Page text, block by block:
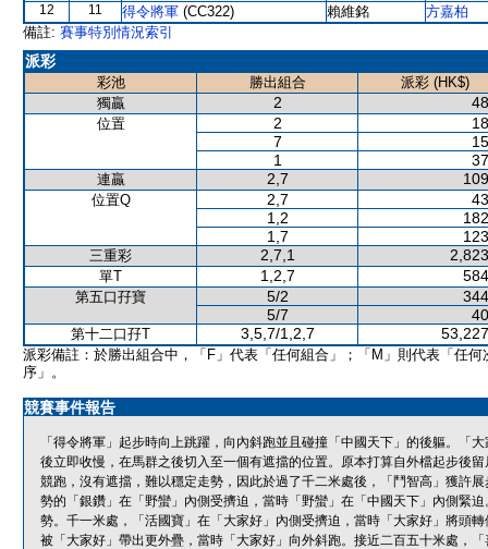
12 11 得令將軍 (CC322) 賴維銘
方嘉柏
備註: 賽事特別情況索引
派彩
彩池 勝出組合
派彩 (HK$)
獨贏
2
位置 2
7
1
連贏 2,7
位置Q 2,7
1,2
1,7
三重彩 2,7,1
單T 1,2,7
第五口孖寶 5/2
5/7
第十二口孖T 3,5,7/1,2,7
派彩備註：於勝出組合中，「F」代表「任何組合」；「M」則代表「任何
序」。
競賽事件報告
「得令將軍」起步時向上跳躍，向內斜跑並且碰撞「中國天下」的後軀。「
後立即收慢，在馬群之後切入至一個有遮擋的位置。原本打算自外檔起步後
競跑，沒有遮擋，難以穩定走勢，因此於過了千二米處後，「鬥智高」獲許
勢的「銀鑽」在「野蠻」內側受擠迫，當時「野蠻」在「中國天下」內側緊
勢。千一米處，「活國寶」在「大家好」內側受擠迫，當時「大家好」將頭
被「大家好」帶出更外疊，當時「大家好」向外斜跑。接近二百五十米處，